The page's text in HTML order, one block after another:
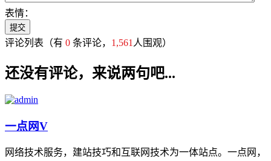
表情：
评论列表 （有 0 条评论， 1,561 人围观）
还没有评论，来说两句吧...
一点网V
网络技术服务，建站技巧和互联网技术为一体站点。一点网，